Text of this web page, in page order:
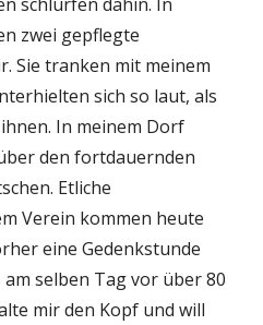
zwei gepflegte
Sie tranken mit meinem
sich so laut, als
In meinem Dorf
den fortdauernden
Etliche
Verein kommen heute
eine Gedenkstunde
selben Tag vor über 80
mir den Kopf und will